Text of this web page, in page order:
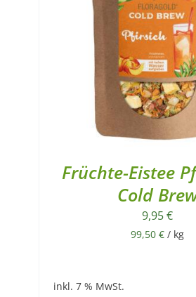
Früchte-Eistee
Cold
9,95€
99,50 € / kg
inkl. 7 % MwSt.